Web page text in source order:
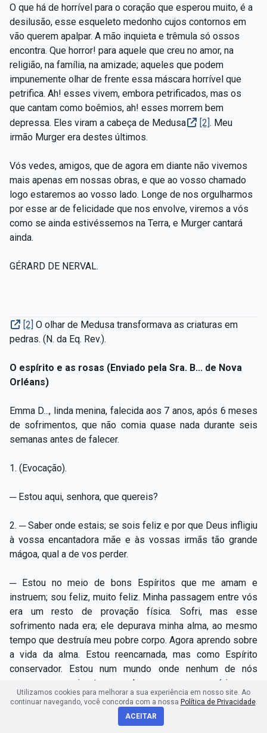
O que há de horrível para o coração que esperou muito, é a
desilusão, esse esqueleto medonho cujos contornos em
vão querem apalpar. A mão inquieta e trêmula só ossos
encontra. Que horror! para aquele que creu no amor, na
religião, na família, na amizade; aqueles que podem
impunemente olhar de frente essa máscara horrível que
petrifica. Ah! esses vivem, embora petrificados, mas os
que cantam como boêmios, ah! esses morrem bem
depressa. Eles viram a cabeça de Medusa
[2]. Meu
irmão Murger era destes últimos.
Vós vedes, amigos, que de agora em diante não vivemos
mais apenas em nossas obras, e que ao vosso chamado
logo estaremos ao vosso lado. Longe de nos orgulharmos
por esse ar de felicidade que nos envolve, viremos a vós
como se ainda estivéssemos na Terra, e Murger cantará
ainda.
GÉRARD DE NERVAL.
[2] O olhar de Medusa transformava as criaturas em
pedras. (N. da Eq. Rev.).
O espírito e as rosas (Enviado pela Sra. B... de Nova
Orléans)
Emma D..., linda menina, falecida aos 7 anos, após 6 meses
de sofrimentos, que não comia quase nada durante seis
semanas antes de falecer.
1. (Evocação).
─ Estou aqui, senhora, que quereis?
2. ─ Saber onde estais; se sois feliz e por que Deus infligiu
à vossa encantadora mãe e às vossas irmãs tão grande
mágoa, qual a de vos perder.
─ Estou no meio de bons Espíritos que me amam e
instruem; sou feliz, muito feliz. Minha passagem entre vós
era um resto de provação física. Sofri, mas esse
sofrimento nada era; ele depurava minha alma, ao mesmo
tempo que destruía meu pobre corpo. Agora aprendo sobre
a vida da alma. Estou reencarnada, mas como Espírito
conservador. Estou num mundo onde nenhum de nós
permanece mais tempo do que o necessário aos
ensinamentos que nos são dados pelosGrandes Espíritos.
Fora disto, viajo, prevenindo desgraças, afastando
tentações. Estou muitas vezes por aqui. Há tantos pobres
Utilizamos cookies para melhorar a sua experiência em nosso site. Ao
continuar navegando, você concorda com a nossa Política de Privacidade.
ACEITAR